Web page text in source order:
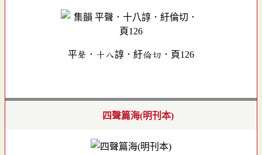
平聲．十八諄．紆倫切．頁126
四聲篇海(明刊本)